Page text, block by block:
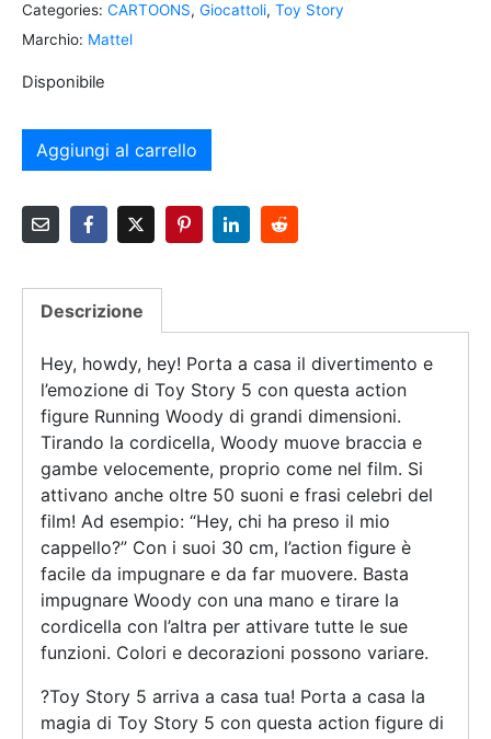
Categories: CARTOONS, Giocattoli, Toy Story
Marchio: Mattel
Disponibile
Aggiungi al carrello
Descrizione
Hey, howdy, hey! Porta a casa il divertimento e
l’emozione di Toy Story 5 con questa action
figure Running Woody di grandi dimensioni.
Tirando la cordicella, Woody muove braccia e
gambe velocemente, proprio come nel film. Si
attivano anche oltre 50 suoni e frasi celebri del
film! Ad esempio: “Hey, chi ha preso il mio
cappello?” Con i suoi 30 cm, l’action figure è
facile da impugnare e da far muovere. Basta
impugnare Woody con una mano e tirare la
cordicella con l’altra per attivare tutte le sue
funzioni. Colori e decorazioni possono variare.
?Toy Story 5 arriva a casa tua! Porta a casa la
magia di Toy Story 5 con questa action figure di